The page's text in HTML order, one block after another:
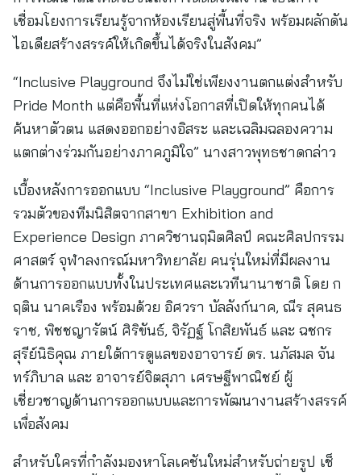
เชื่อมโยงการเรียนรู้จากห้องเรียนสู่พื้นที่จริง พร้อมผลักดัน
ไอเดียสร้างสรรค์ให้เกิดขึ้นได้จริงในสังคม”
“Inclusive Playground จึงไม่ใช่เพียงงานตกแต่งสำหรับ
Pride Month แต่คือพื้นที่แห่งโอกาสที่เปิดให้ทุกคนได้
ค้นหาตัวตน แสดงออกอย่างอิสระ และเฉลิมฉลองความ
แตกต่างร่วมกันอย่างภาคภูมิใจ” นางสาวพุทธชาดกล่าว
เบื้องหลังการออกแบบ “Inclusive Playground” คือการ
รวมตัวของทีมนิสิตจากสาขา Exhibition and
Experience Design ภาควิชานฤมิตศิลป์ คณะศิลปกรรม
ศาสตร์ จุฬาลงกรณ์มหาวิทยาลัย คนรุ่นใหม่ที่มีผลงาน
ด้านการออกแบบทั้งในประเทศและเวทีนานาชาติ โดย ก
ฤติน นาคเรือง พร้อมด้วย อิศวรา บัลลังก์นาค, ณีร สุคนธ
ราช, พิชชญารัตน์ ศิริขันธ์, จิรัฏฐ์ โกสิยพันธ์ และ ฉชกร
สุรีย์นิธิคุณ ภายใต้การดูแลของอาจารย์ ดร. นภัสมล จัน
ทร์ภิบาล และ อาจารย์จิตสุภา เศรษฐีพาณิชย์ ผู้
เชี่ยวชาญด้านการออกแบบและการพัฒนางานสร้างสรรค์
เพื่อสังคม
สำหรับใครที่กำลังมองหาโลเคชันใหม่สำหรับถ่ายรูป เช็